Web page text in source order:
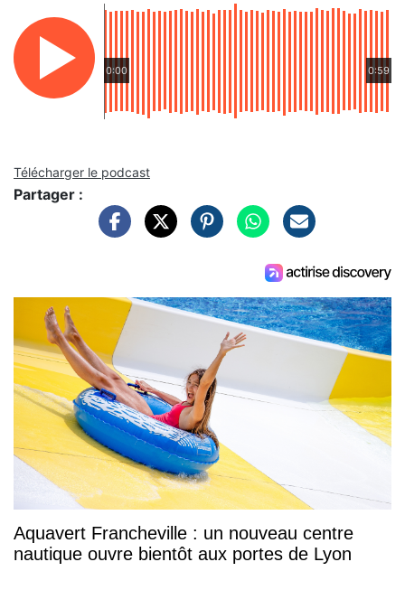
0:00 0:59
Télécharger le podcast
Partager :
Aquavert Francheville : un nouveau centre
nautique ouvre bientôt aux portes de Lyon